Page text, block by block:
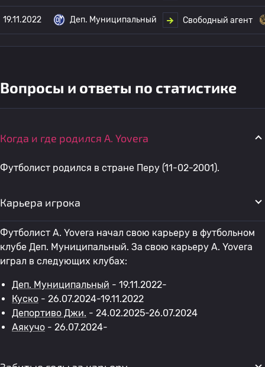
19.11.2022 Деп. Муниципальный Свободный агент
Вопросы и ответы по статистике
Когда и где родился A. Yovera
Футболист родился в стране Перу (11-02-2001).
Карьера игрока
Футболист A. Yovera начал свою карьеру в футбольном
клубе Деп. Муниципальный. За свою карьеру A. Yovera
играл в следующих клубах:
Деп. Муниципальный - 19.11.2022-
Куско - 26.07.2024-19.11.2022
Депортиво Джи. - 24.02.2025-26.07.2024
Аякучо - 26.07.2024-